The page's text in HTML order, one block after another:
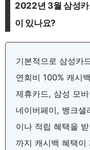
2022년 3월 삼성카
이 있나요?
기본적으로 삼성카
연회비 100% 캐시
제휴카드, 삼성 모
네이버페이, 뱅크샐
이나 적립 혜택을
까지 캐시백 혜택이